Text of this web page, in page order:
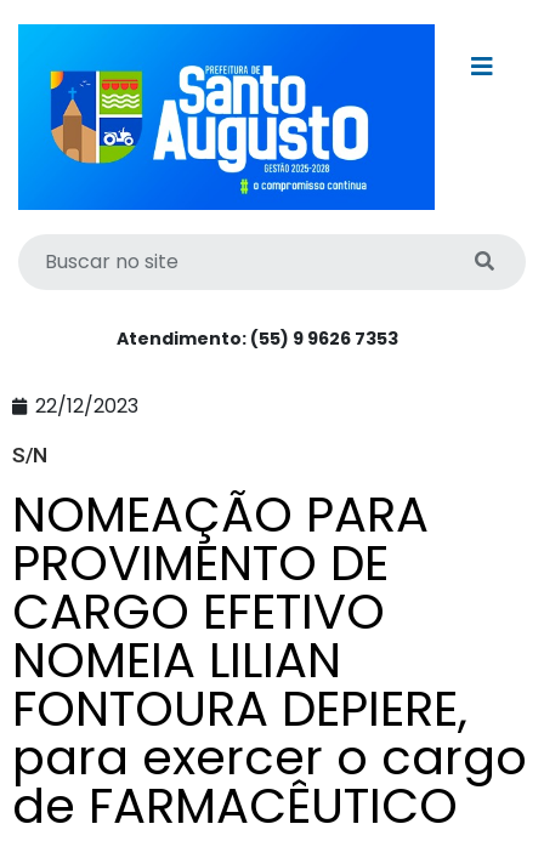
Atendimento: (55) 9 9626 7353
22/12/2023
S/N
NOMEAÇÃO PARA
PROVIMENTO DE
CARGO EFETIVO
NOMEIA LILIAN
FONTOURA DEPIERE,
para exercer o cargo
de FARMACÊUTICO